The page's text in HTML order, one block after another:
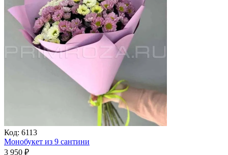
Код: 6113
Монобукет из 9 сантини
3 950 ₽